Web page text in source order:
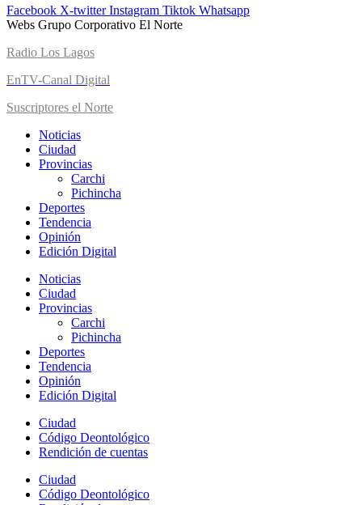
Facebook X-twitter Instagram Tiktok Whatsapp
Webs Grupo Corporativo El Norte
Radio Los Lagos
EnTV-Canal Digital
Suscriptores el Norte
Noticias
Ciudad
Provincias
Carchi
Pichincha
Deportes
Tendencia
Opinión
Edición Digital
Noticias
Ciudad
Provincias
Carchi
Pichincha
Deportes
Tendencia
Opinión
Edición Digital
Ciudad
Código Deontológico
Rendición de cuentas
Ciudad
Código Deontológico